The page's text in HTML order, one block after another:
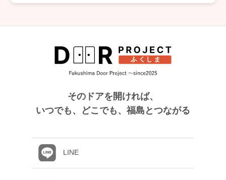
そのドアを開ければ、
いつでも、どこでも、福島とつながる
LINE